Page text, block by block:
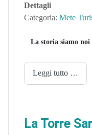
Dettagli
Categoria: Mete
La storia siamo noi
Leggi tutto …
La Torre